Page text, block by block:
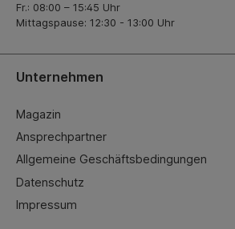
Fr.: 08:00 – 15:45 Uhr
Mittagspause: 12:30 - 13:00 Uhr
Unternehmen
Magazin
Ansprechpartner
Allgemeine Geschäftsbedingungen
Datenschutz
Impressum